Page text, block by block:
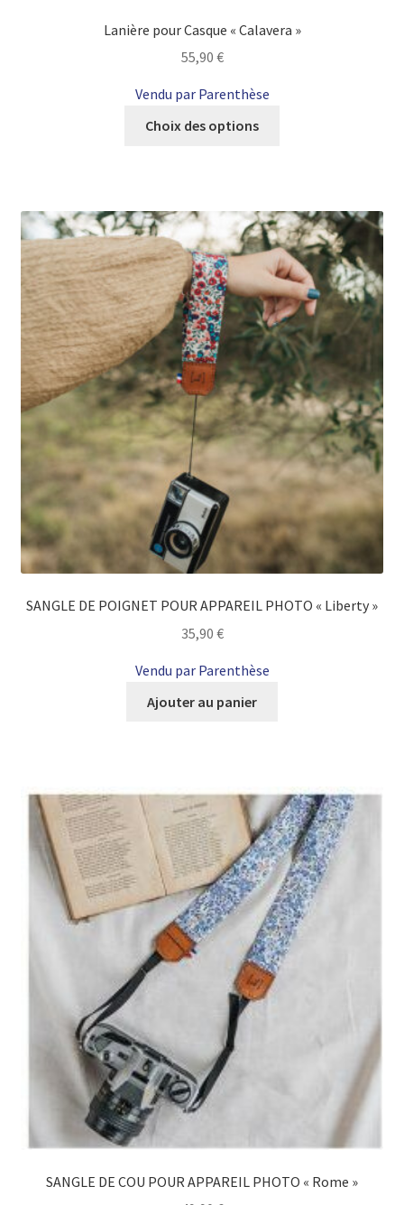
Lanière pour Casque « Calavera »
55,90 €
Vendu par Parenthèse
Choix des options
Les
options
peuvent
être
choisies
sur
la
page
du
produit
SANGLE DE POIGNET POUR APPAREIL PHOTO « Liberty »
35,90 €
Vendu par Parenthèse
Ajouter au panier
SANGLE DE COU POUR APPAREIL PHOTO « Rome »